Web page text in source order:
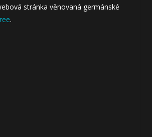
stránka věnovaná germánské
.